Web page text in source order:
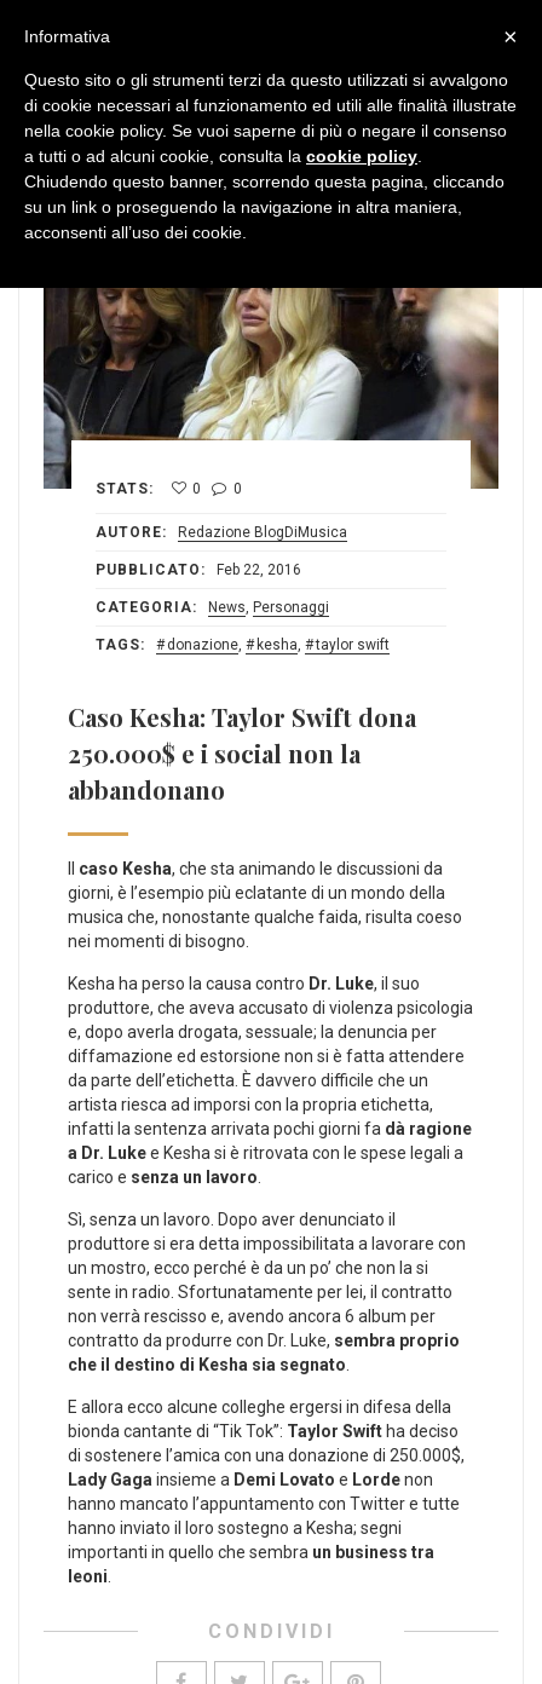
STATS: 0 0
AUTORE: Redazione BlogDiMusica
PUBBLICATO: Feb 22, 2016
CATEGORIA: News, Personaggi
TAGS: donazione, kesha, taylor swift
Caso Kesha: Taylor Swift dona
250.000$ e i social non la
abbandonano
caso Kesha, che sta animando le discussioni da
giorni, è l’esempio più eclatante di un mondo della
musica che, nonostante qualche faida, risulta coeso
nei momenti di bisogno.
Kesha ha perso la causa contro Dr. Luke, il suo
produttore, che aveva accusato di violenza psicologia
e, dopo averla drogata, sessuale; la denuncia per
diffamazione ed estorsione non si è fatta attendere
da parte dell’etichetta. È davvero difficile che un
artista riesca ad imporsi con la propria etichetta,
infatti la sentenza arrivata pochi giorni fa dà ragione
a Dr. Lukee Kesha si è ritrovata con le spese legali a
carico e senza un lavoro
Sì, senza un lavoro. Dopo aver denunciato il
produttore si era detta impossibilitata a lavorare con
un mostro, ecco perché è da un po’ che non la si
sente in radio. Sfortunatamente per lei, il contratto
non verrà rescisso e, avendo ancora 6 album per
contratto da produrre con Dr. Luke, sembra proprio
che il destino di Kesha sia segnato
E allora ecco alcune colleghe ergersi in difesa della
bionda cantante di “Tik Tok”: Taylor Swift ha deciso
di sostenere l’amica con una donazione di 250.000$,
Lady Gaga insieme a Demi Lovato e Lordenon
hanno mancato l’appuntamento con Twitter e tutte
hanno inviato il loro sostegno a Kesha; segni
importanti in quello che sembra un business tra
leoni
CONDIVIDI
×
Informativa
Questo sito o gli strumenti terzi da questo utilizzati si avvalgono
di cookie necessari al funzionamento ed utili alle finalità illustrate
nella cookie policy. Se vuoi saperne di più o negare il consenso
a tutti o ad alcuni cookie, consulta la cookie policy
Chiudendo questo banner, scorrendo questa pagina, cliccando
su un link o proseguendo la navigazione in altra maniera,
acconsenti all’uso dei cookie.